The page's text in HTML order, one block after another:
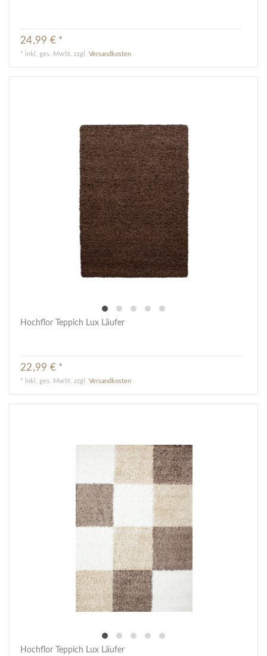
24,99 € *
* inkl. ges. MwSt. zzgl.Versandkosten
Hochflor Teppich Lux Läufer
22,99 € *
* inkl. ges. MwSt. zzgl.Versandkosten
Hochflor Teppich Lux Läufer